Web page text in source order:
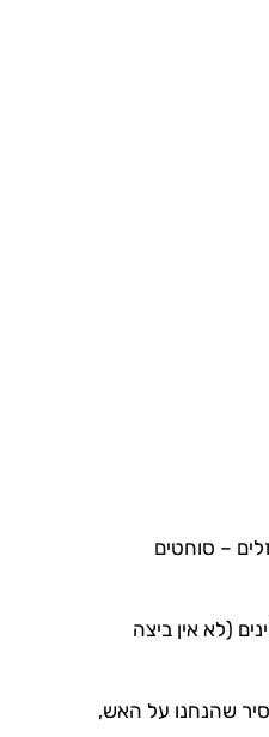
– סוחטים
(לא אין ביצה
שהנחנו על האש,